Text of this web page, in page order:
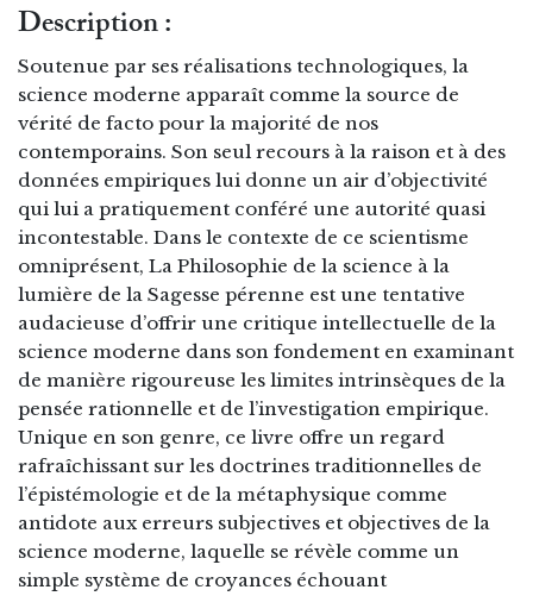
Description :
Soutenue par ses réalisations technologiques, la
science moderne apparaît comme la source de
vérité de facto pour la majorité de nos
contemporains. Son seul recours à la raison et à des
données empiriques lui donne un air d’objectivité
qui lui a pratiquement conféré une autorité quasi
incontestable. Dans le contexte de ce scientisme
omniprésent, La Philosophie de la science à la
lumière de la Sagesse pérenne est une tentative
audacieuse d’offrir une critique intellectuelle de la
science moderne dans son fondement en examinant
de manière rigoureuse les limites intrinsèques de la
pensée rationnelle et de l’investigation empirique.
Unique en son genre, ce livre offre un regard
rafraîchissant sur les doctrines traditionnelles de
l’épistémologie et de la métaphysique comme
antidote aux erreurs subjectives et objectives de la
science moderne, laquelle se révèle comme un
simple système de croyances échouant